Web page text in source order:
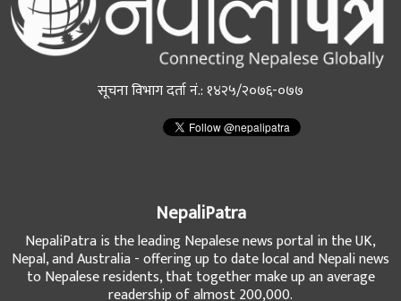
सूचना विभाग दर्ता नं.: १४२५/२०७६-०७७
NepaliPatra
NepaliPatra is the leading Nepalese news portal in the UK,
Nepal, and Australia - offering up to date local and Nepali news
to Nepalese residents, that together make up an average
readership of almost 200,000.